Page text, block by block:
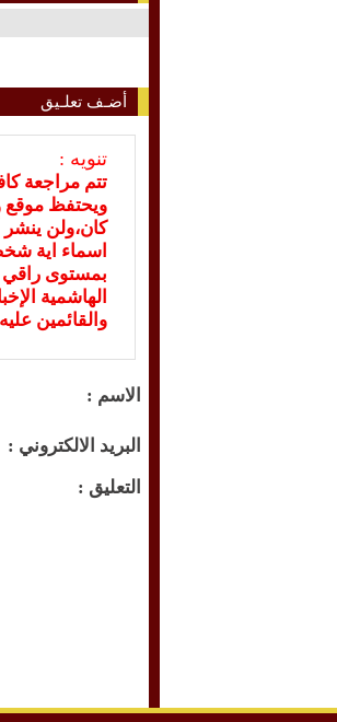
أضـف تعلـيق
تنويه :
تتم مراجعة
ويحتفظ موقع
كان،ولن
اسماء اية
بمستوى راقي
الهاشمية
والقائمين
الاسم :
البريد الالكتروني :
التعليق :